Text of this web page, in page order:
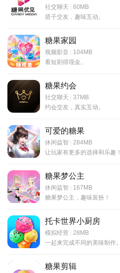
社交聊天
60MB
搭子交友，趣味互动。
糖果家园
视频影音
104MB
看短剧得现金。
糖果约会
社交聊天
37MB
约会交友，真实互动。
可爱的糖果
休闲益智
284MB
让玩家有更多的选择和乐趣！
糖果梦公主
休闲益智
167MB
糖果梦公主，趣味装扮！
托卡世界小厨房
模拟经营
28MB
一起来完成不同的美味制作。
糖果剪辑